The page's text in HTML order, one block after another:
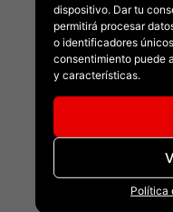
dispositivo. Dar tu
permitirá procesar
o identificadores
consentimiento puede
y características.
Política